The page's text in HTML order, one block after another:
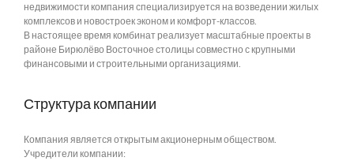
недвижимости компания специализируется на возведении жилых
комплексов и новостроек эконом и комфорт-классов.
В настоящее время комбинат реализует масштабные проекты в
районе Бирюлёво Восточное столицы совместно с крупными
финансовыми и строительными организациями.
Структура компании
Компания является открытым акционерным обществом.
Учредители компании: